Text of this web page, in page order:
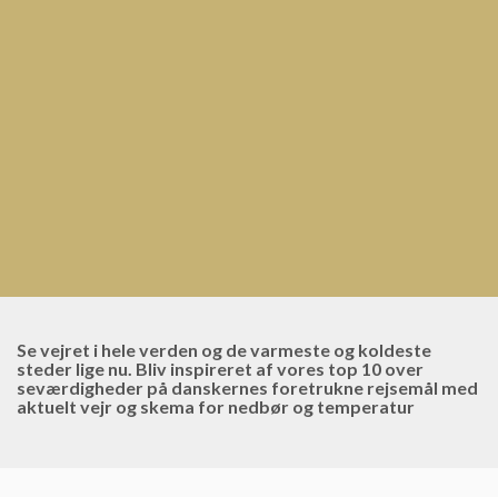
Se vejret i hele verden og de varmeste og koldeste
steder lige nu. Bliv inspireret af vores top 10 over
seværdigheder på danskernes foretrukne rejsemål med
aktuelt vejr og skema for nedbør og temperatur